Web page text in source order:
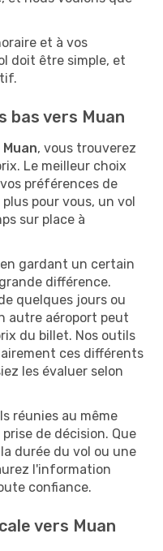
et à vos
doit être simple, et
bas vers Muan
, vous trouverez
Le meilleur choix
préférences de
pour vous, un vol
sur place à
gardant un certain
différence.
quelques jours ou
autre aéroport peut
du billet. Nos outils
ces différents
les évaluer selon
réunies au même
de décision. Que
durée du vol ou une
l'information
confiance.
vers Muan